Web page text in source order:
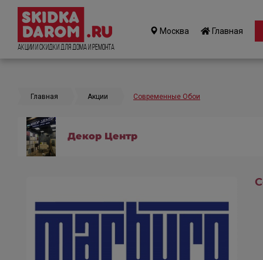
Акции и Скидки для дома и ремонта
Москва Главная
Главная Акции Современные Обои
Декор Центр